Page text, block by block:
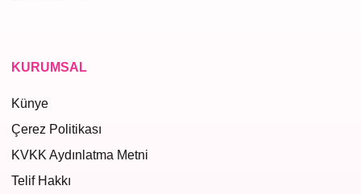
KURUMSAL
Künye
Çerez Politikası
KVKK Aydınlatma Metni
Telif Hakkı